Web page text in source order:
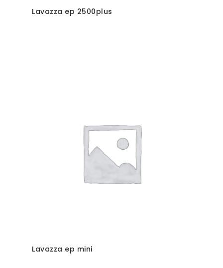
Lavazza ep 2500plus
Lavazza ep mini